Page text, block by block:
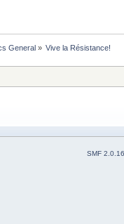
General» Vive la Résistance!
SMF 2.0.16